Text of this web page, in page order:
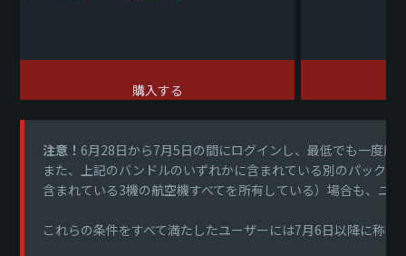
購入する
注意！6月28日から7月5日の間にログインし、最低でも一度勝
また、上記のバンドルのいずれかに含まれている別のパック
含まれている3機の航空機すべてを所有している）場合も、ユ
これらの条件をすべて満たしたユーザーには7月6日以降に称